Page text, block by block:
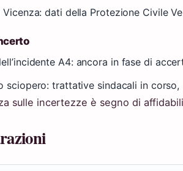
Vicenza: dati della Protezione Civile
A4: ancora in fase di
sciopero: trattative sindacali in
sulle incertezze è segno di